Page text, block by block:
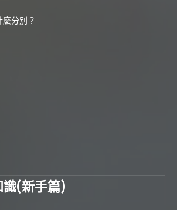
分別？
識(新手篇)